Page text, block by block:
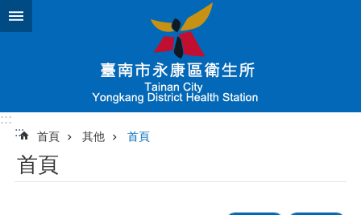
跳到主要內容區塊
:::
:::
首頁 其他 首頁
首頁